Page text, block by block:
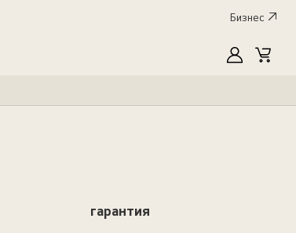
Бизнес
MyLGCart
гарантия